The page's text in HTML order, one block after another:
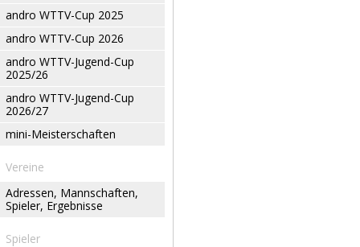
andro WTTV-Cup 2025
andro WTTV-Cup 2026
andro WTTV-Jugend-Cup
2025/26
andro WTTV-Jugend-Cup
2026/27
mini-Meisterschaften
Vereine
Adressen, Mannschaften,
Spieler, Ergebnisse
Spieler